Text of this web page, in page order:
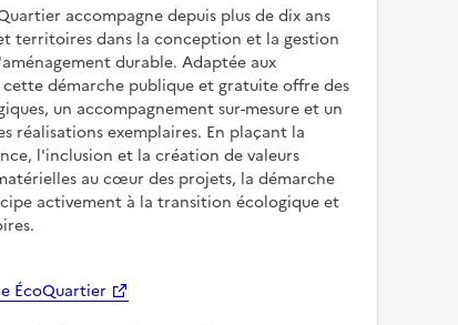
accompagne depuis plus de dix ans
territoires dans la conception et la gestion
durable. Adaptée aux
démarche publique et gratuite offre des
un accompagnement sur-mesure et un
réalisations exemplaires. En plaçant la
l'inclusion et la création de valeurs
au cœur des projets, la démarche
activement à la transition écologique et
ÉcoQuartier